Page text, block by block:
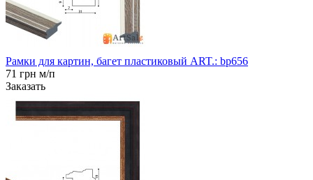
Рамки для картин, багет пластиковый ART.: bp656
71 грн м/п
Заказать